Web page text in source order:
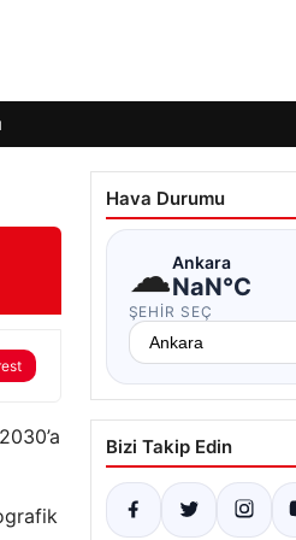
Hava Durumu
☁Ankara
NaN°C
ŞEHIR SEÇ
Bizi Takip Edin